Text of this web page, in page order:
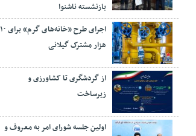
بازنشسته ناشنوا
اجرای طرح «خانه‌های گرم» برای ۱۰
هزار مشترک گیلانی
از گردشگری تا کشاورزی و
زیرساخت
اولین جلسه شورای امر به معروف و